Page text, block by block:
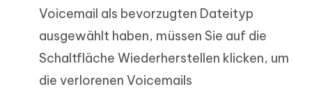
Voicemail als bevorzugten Dateityp
ausgewählt haben, müssen Sie auf die
Schaltfläche Wiederherstellen klicken, um
die verlorenen Voicemails